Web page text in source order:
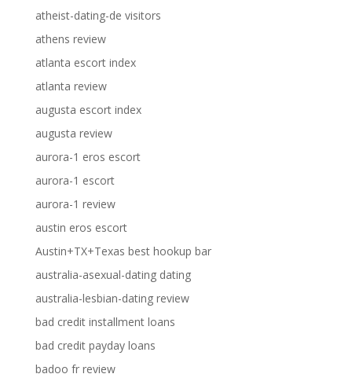
atheist-dating-de visitors
athens review
atlanta escort index
atlanta review
augusta escort index
augusta review
aurora-1 eros escort
aurora-1 escort
aurora-1 review
austin eros escort
Austin+TX+Texas best hookup bar
australia-asexual-dating dating
australia-lesbian-dating review
bad credit installment loans
bad credit payday loans
badoo fr review